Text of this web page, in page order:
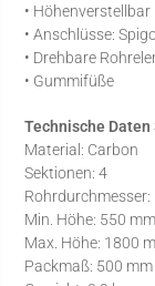
• Höhenverstellbar
• Anschlüsse:
• Drehbare
• Gummifüße
Technische Daten
Material: Carbon
Sektionen: 4
Min. Höhe: 550 mm
Max. Höhe: 1800
Packmaß: 500 mm